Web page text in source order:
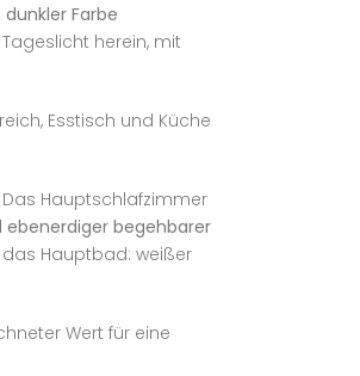
Farbe
herein, mit
Esstisch und Küche
Das Hauptschlafzimmer
ebenerdiger begehbarer
das Hauptbad: weißer
Wert für eine